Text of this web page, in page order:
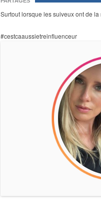
Surtout lorsque les suiveux ont de
#cestcaaussietreinfluenceur